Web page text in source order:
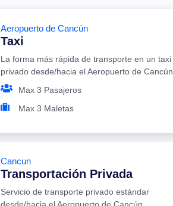
Aeropuerto de Cancún
Taxi
La forma más rápida de transporte en un taxi
privado desde/hacia el Aeropuerto de Cancún
Max 3 Pasajeros
Max 3 Maletas
Cancun
Transportación Privada
Servicio de transporte privado estándar